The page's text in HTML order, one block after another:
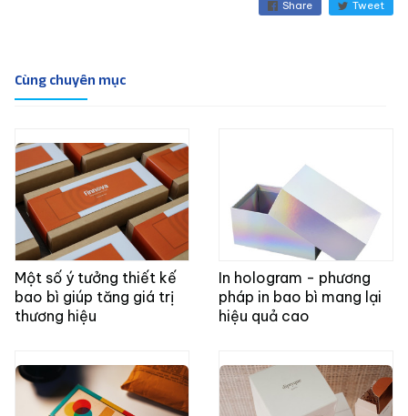
Share Tweet
Cùng chuyên mục
Một số ý tưởng thiết kế
bao bì giúp tăng giá trị
thương hiệu
In hologram - phương
pháp in bao bì mang lại
hiệu quả cao